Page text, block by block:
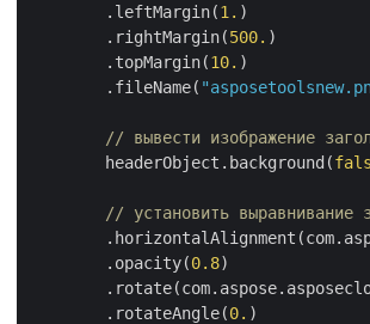
	.leftMargin(
1. )
	.rightMargin(
500. )
	.topMargin(
10. )
	.fileName(
// вывести изображение
	headerObject.background(
// установить выравнивание
	.opacity(
0.8)
	.rotateAngle(
0. )